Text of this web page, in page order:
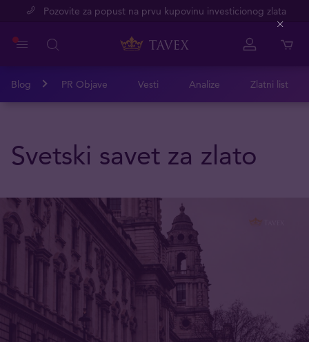
Pozovite za popust na prvu kupovinu investicionog zlata
Blog PR Objave Vesti Analize Zlatni list
Svetski savet za zlato
Close